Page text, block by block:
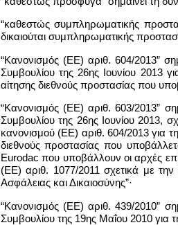
“καθεστώς συμπληρωματικής
δικαιούται συμπληρωματικής
“Κανονισμός (ΕΕ) αριθ. 604/2013”
Συμβουλίου της 26ης Ιουνίου 2013
αίτησης διεθνούς προστασίας που
“Κανονισμός (ΕΕ) αριθ. 603/2013”
Συμβουλίου της 26ης Ιουνίου 2013,
κανονισμού (ΕΕ) αριθ. 604/2013 για
διεθνούς προστασίας που
Eurodac που υποβάλλουν οι αρχές
(ΕΕ) αριθ. 1077/2011 σχετικά με
Ασφάλειας και Δικαιοσύνης”·
“Κανονισμός (ΕΕ) αριθ. 439/2010”
Συμβουλίου της 19ης Μαΐου 2010 για